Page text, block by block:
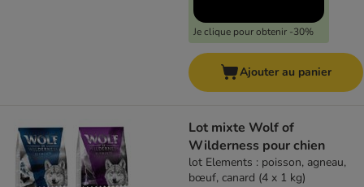
Je clique pour obtenir -30%
Ajouter au panier
Lot mixte Wolf of
Wilderness pour chien
lot Elements : poisson, agneau,
bœuf, canard (4 x 1 kg)